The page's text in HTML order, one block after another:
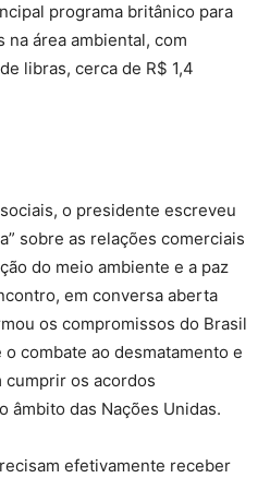
programa britânico para
área ambiental, com
libras, cerca de R$ 1,4
o presidente escreveu
sobre as relações comerciais
do meio ambiente e a paz
em conversa aberta
os compromissos do Brasil
combate ao desmatamento e
os acordos
âmbito das Nações Unidas.
efetivamente receber